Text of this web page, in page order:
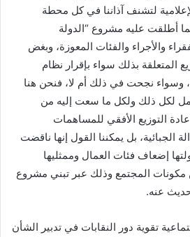
لتشنف آذاننا في كل محطة
أطلقت عليه مشروع “الدولة
والأجراء والفئات المعوزة، وبغض
المتعلقة بذلك سواء بإقرار نظام
وسواء نجحت في ذلك أم لا، فنحن هنا
لكل ذلك ولكل ما سعت إليه من
التوزيع الأفقي للمساهمات
الجبائية، بل يمكننا القول إنها ناقضت
إضعاف فئات العمال وممثليها
مكونات المجتمع وذلك عبر تبني مشروع
عنه.
تقوية دور النقابات في تدبير الشأن